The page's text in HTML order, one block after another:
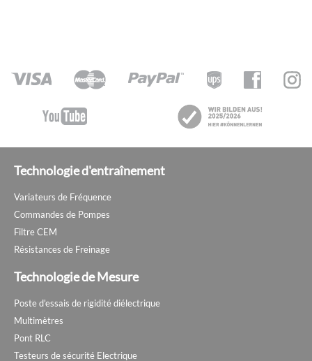
Technologie d'entraînement
Variateurs de Fréquence
Commandes de Pompes
Filtre CEM
Résistances de Freinage
Technologie de Mesure
Poste d'essais de rigidité diélectrique
Multimètres
Pont RLC
Testeurs de sécurité Electrique